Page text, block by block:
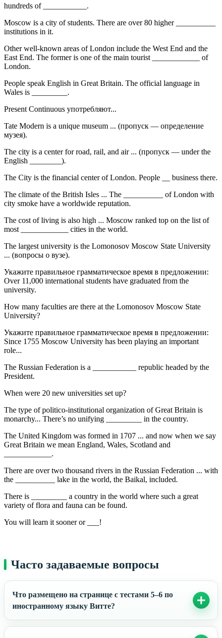
hundreds of ___________.
Moscow is a city of students. There are over 80 higher __________
institutions in it.
Other well-known areas of London include the West End and the
East End. The former is one of the main tourist ____________ of
London.
People speak English in Great Britain. The official language in
Wales is _________.
Present Continuous употребляют...
Tate Modern is a unique museum ... (пропуск — определение
музея).
The city is a center for road, rail, and air ... (пропуск — under the
English ________).
The City is the financial center of London. People __ business there.
The climate of the British Isles ... The __________ of London with
city smoke have a worldwide reputation.
The cost of living is also high ... Moscow ranked top on the list of
most ____________ cities in the world.
The largest university is the Lomonosov Moscow State University
... (вопросы о вузе).
Укажите правильное грамматическое время в предложении:
Over 11,000 international students have graduated from the
university.
How many faculties are there at the Lomonosov Moscow State
University?
Укажите правильное грамматическое время в предложении:
Since 1755 Moscow University has been playing an important
role...
The Russian Federation is a ___________ republic headed by the
President.
When were 20 new universities set up?
The type of politico-institutional organization of Great Britain is
monarchy... There’s no unifying _________ in the country.
The United Kingdom was formed in 1707 ... and now when we say
Great Britain we mean England, Wales, Scotland and
____________.
There are over two thousand rivers in the Russian Federation ... with
the __________ lake in the world, the Baikal, included.
There is _________ a country in the world where such a great
variety of flora and fauna can be found.
You will learn it sooner or ___!
Часто задаваемые вопросы
Что размещено на странице с тестами 5–6 по
иностранному языку Витте?